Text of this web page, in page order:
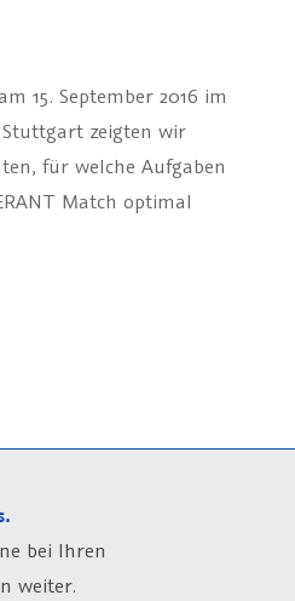
15. September 2016 im
zeigten wir
für welche Aufgaben
Match optimal
bei Ihren
weiter.